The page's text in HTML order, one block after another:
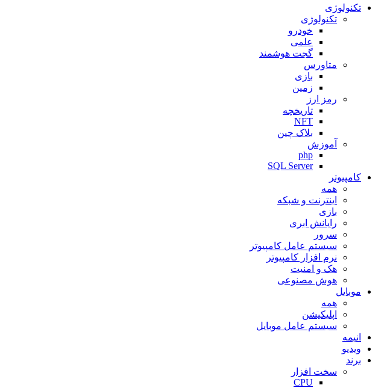
تکنولوژی
تکنولوژی
خودرو
علمی
گجت هوشمند
متاورس
بازی
زمین
رمز ارز
تاریخچه
NFT
بلاک چین
آموزش
php
SQL Server
کامپیوتر
همه
اینترنت و شبکه
بازی
رایانش ابری
سرور
سیستم عامل کامپیوتر
نرم افزار کامپیوتر
هک و امنیت
هوش مصنوعی
موبایل
همه
اپلیکیشن
سیستم عامل موبایل
انیمه
ویدیو
برند
سخت افزار
CPU